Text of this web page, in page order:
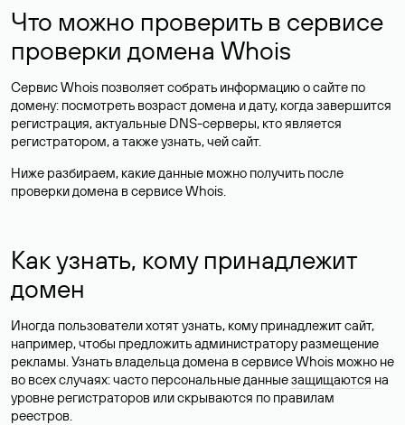
Что можно проверить в сервисе
проверки домена Whois
Сервис Whois позволяет собрать информацию о сайте по
домену: посмотреть возраст домена и дату, когда завершится
регистрация, актуальные DNS-серверы, кто является
регистратором, а также узнать, чей сайт.
Ниже разбираем, какие данные можно получить после
проверки домена в сервисе Whois.
Как узнать, кому принадлежит
домен
Иногда пользователи хотят узнать, кому принадлежит сайт,
например, чтобы предложить администратору размещение
рекламы. Узнать владельца домена в сервисе Whois можно не
во всех случаях: часто персональные данныезащищаются на
уровне регистраторов или скрываются по правилам
реестров.